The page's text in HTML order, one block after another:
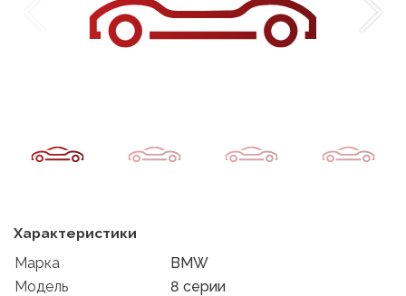
Характеристики
Марка
BMW
Модель
8 серии